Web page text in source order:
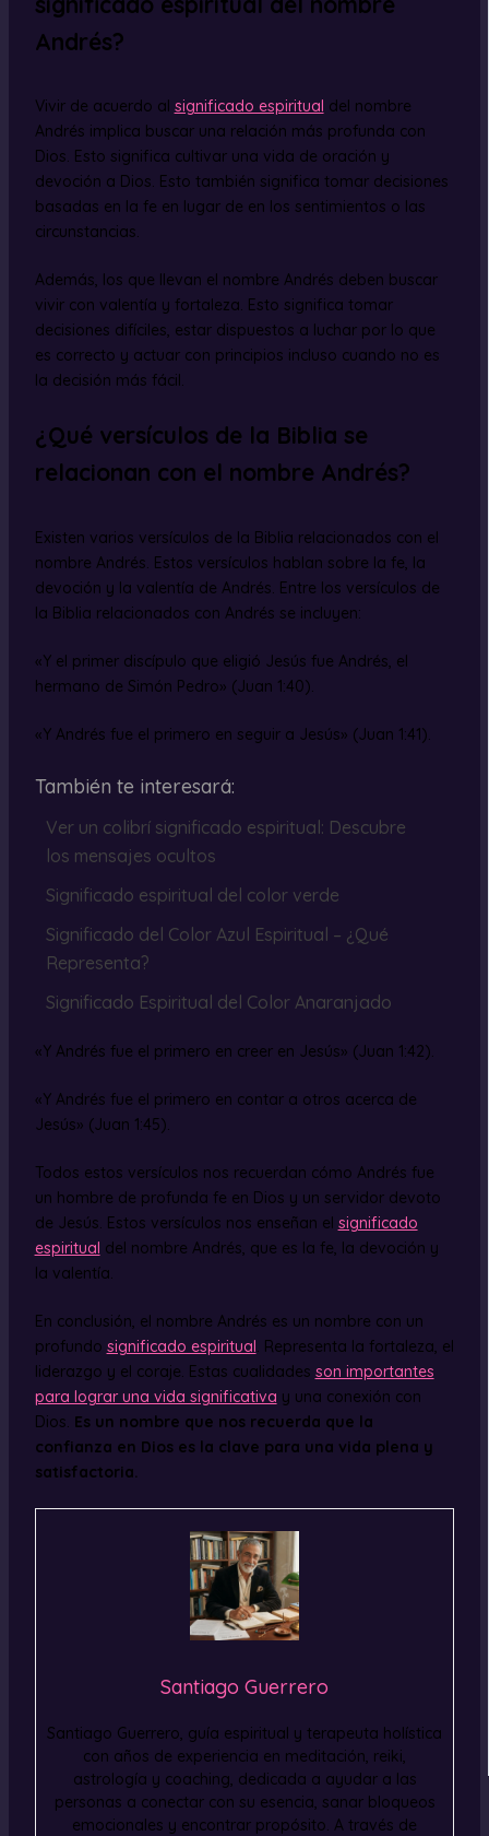
Andrés?
Vivir de acuerdo al significado espiritual del nombre
Andrés implica buscar una relación más profunda con
Dios. Esto significa cultivar una vida de oración y
devoción a Dios. Esto también significa tomar decisiones
basadas en la fe en lugar de en los sentimientos o las
circunstancias.
Además, los que llevan el nombre Andrés deben buscar
vivir con valentía y fortaleza. Esto significa tomar
decisiones difíciles, estar dispuestos a luchar por lo que
es correcto y actuar con principios incluso cuando no es
la decisión más fácil.
¿Qué versículos de la Biblia se
relacionan con el nombre Andrés?
Existen varios versículos de la Biblia relacionados con el
nombre Andrés. Estos versículos hablan sobre la fe, la
devoción y la valentía de Andrés. Entre los versículos de
la Biblia relacionados con Andrés se incluyen:
«Y el primer discípulo que eligió Jesús fue Andrés, el
hermano de Simón Pedro» (Juan 1:40).
«Y Andrés fue el primero en seguir a Jesús» (Juan 1:41).
También te interesará:
Ver un colibrí significado espiritual: Descubre
los mensajes ocultos
Significado espiritual del color verde
Significado del Color Azul Espiritual – ¿Qué
Representa?
Significado Espiritual del Color Anaranjado
«Y Andrés fue el primero en creer en Jesús» (Juan 1:42).
«Y Andrés fue el primero en contar a otros acerca de
Jesús» (Juan 1:45).
Todos estos versículos nos recuerdan cómo Andrés fue
un hombre de profunda fe en Dios y un servidor devoto
de Jesús. Estos versículos nos enseñan el significado
espiritual del nombre Andrés, que es la fe, la devoción y
la valentía.
En conclusión, el nombre Andrés es un nombre con un
profundo significado espiritual. Representa la fortaleza, el
liderazgo y el coraje. Estas cualidades son importantes
para lograr una vida significativa y una conexión con
Dios. Es un nombre que nos recuerda que la
confianza en Dios es la clave para una vida plena y
satisfactoria.
Santiago Guerrero
Santiago Guerrero, guía espiritual y terapeuta holística
con años de experiencia en meditación, reiki,
astrología y coaching, dedicada a ayudar a las
personas a conectar con su esencia, sanar bloqueos
emocionales y encontrar propósito. A través de